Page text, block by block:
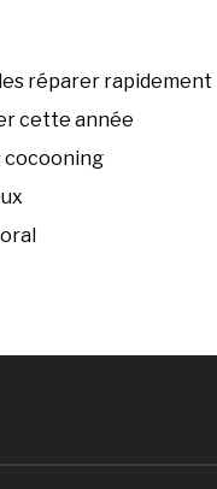
réparer rapidement
cette année
cocooning